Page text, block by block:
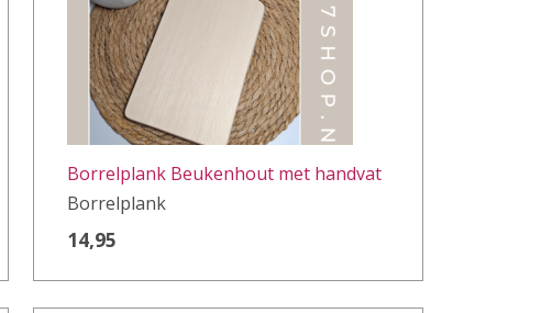
Borrelplank Beukenhout met handvat
Borrelplank
14,95